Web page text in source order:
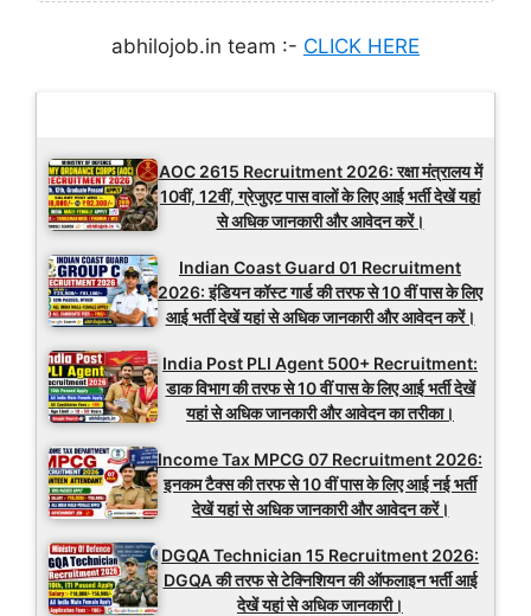
abhilojob.in team :- CLICK HERE
AOC 2615 Recruitment 2026: रक्षा मंत्रालय में
10वीं, 12वीं, ग्रेजुएट पास वालों के लिए आई भर्ती देखें यहां
से अधिक जानकारी और आवेदन करें।
Indian Coast Guard 01 Recruitment
2026: इंडियन कॉस्ट गार्ड की तरफ से 10 वीं पास के लिए
आई भर्ती देखें यहां से अधिक जानकारी और आवेदन करें।
India Post PLI Agent 500+ Recruitment:
डाक विभाग की तरफ से 10 वीं पास के लिए आई भर्ती देखें
यहां से अधिक जानकारी और आवेदन का तरीका।
Income Tax MPCG 07 Recruitment 2026:
इनकम टैक्स की तरफ से 10 वीं पास के लिए आई नई भर्ती
देखें यहां से अधिक जानकारी और आवेदन करें।
DGQA Technician 15 Recruitment 2026:
DGQA की तरफ से टेक्निशियन की ऑफलाइन भर्ती आई
देखें यहां से अधिक जानकारी।